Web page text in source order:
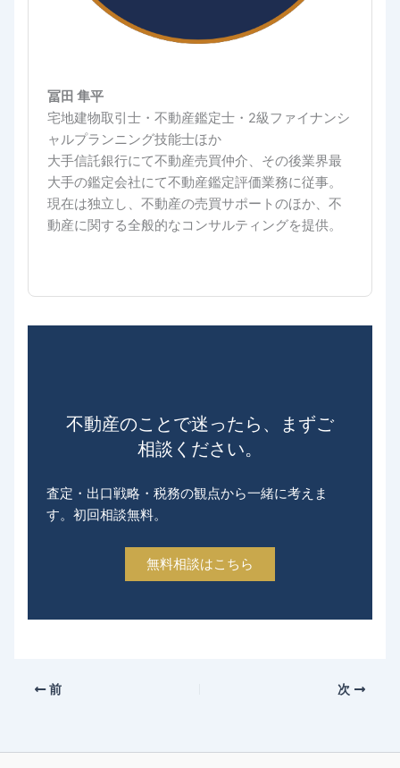
冨田 隼平
宅地建物取引士・不動産鑑定士・2級ファイナンシ
ャルプランニング技能士ほか
大手信託銀行にて不動産売買仲介、その後業界最
大手の鑑定会社にて不動産鑑定評価業務に従事。
現在は独立し、不動産の売買サポートのほか、不
動産に関する全般的なコンサルティングを提供。
不動産のことで迷ったら、まずご
相談ください。
査定・出口戦略・税務の観点から一緒に考えま
す。初回相談無料。
無料相談はこちら
前 次